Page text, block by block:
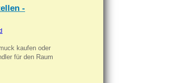
-
kaufen oder
für den Raum